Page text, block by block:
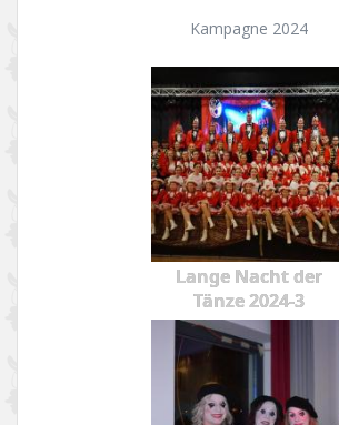
Kampagne 2024
Lange Nacht der
Tänze 2024-3